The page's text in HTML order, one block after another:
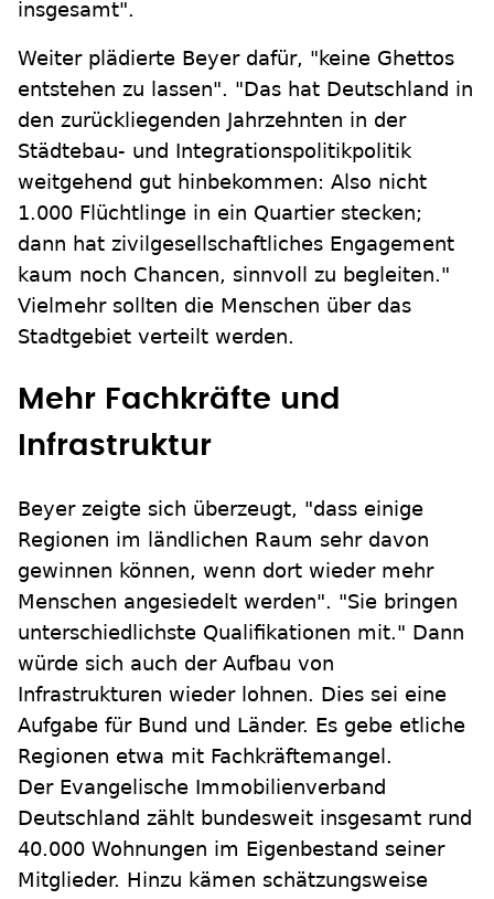
insgesamt".
Weiter plädierte Beyer dafür, "keine Ghettos
entstehen zu lassen". "Das hat Deutschland in
den zurückliegenden Jahrzehnten in der
Städtebau- und Integrationspolitikpolitik
weitgehend gut hinbekommen: Also nicht
1.000 Flüchtlinge in ein Quartier stecken;
dann hat zivilgesellschaftliches Engagement
kaum noch Chancen, sinnvoll zu begleiten."
Vielmehr sollten die Menschen über das
Stadtgebiet verteilt werden.
Mehr Fachkräfte und
Infrastruktur
Beyer zeigte sich überzeugt, "dass einige
Regionen im ländlichen Raum sehr davon
gewinnen können, wenn dort wieder mehr
Menschen angesiedelt werden". "Sie bringen
unterschiedlichste Qualifikationen mit." Dann
würde sich auch der Aufbau von
Infrastrukturen wieder lohnen. Dies sei eine
Aufgabe für Bund und Länder. Es gebe etliche
Regionen etwa mit Fachkräftemangel.
Der Evangelische Immobilienverband
Deutschland zählt bundesweit insgesamt rund
40.000 Wohnungen im Eigenbestand seiner
Mitglieder. Hinzu kämen schätzungsweise